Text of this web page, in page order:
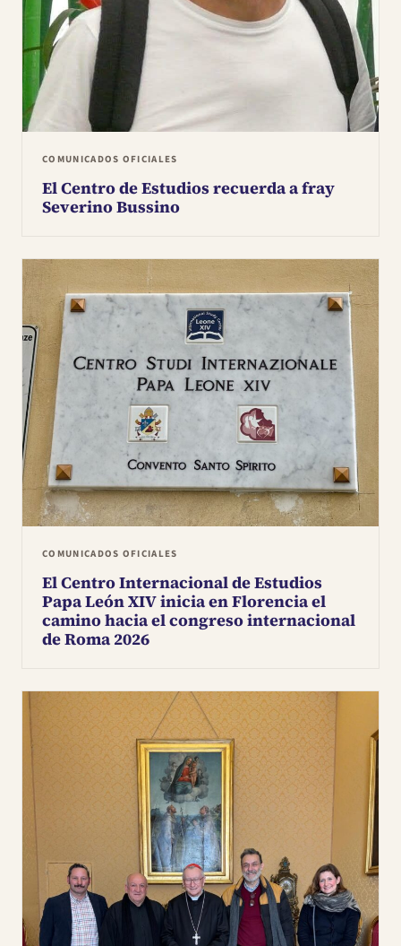
COMUNICADOS OFICIALES
El Centro de Estudios recuerda a fray
Severino Bussino
COMUNICADOS OFICIALES
El Centro Internacional de Estudios
Papa León XIV inicia en Florencia el
camino hacia el congreso internacional
de Roma 2026